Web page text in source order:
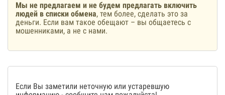
Мы не предлагаем и не будем предлагать включить
людей в списки обмена, тем более, сделать это за
деньги. Если вам такое обещают – вы общаетесь с
мошенниками, а не с нами.
Если Вы заметили неточную или устаревшую